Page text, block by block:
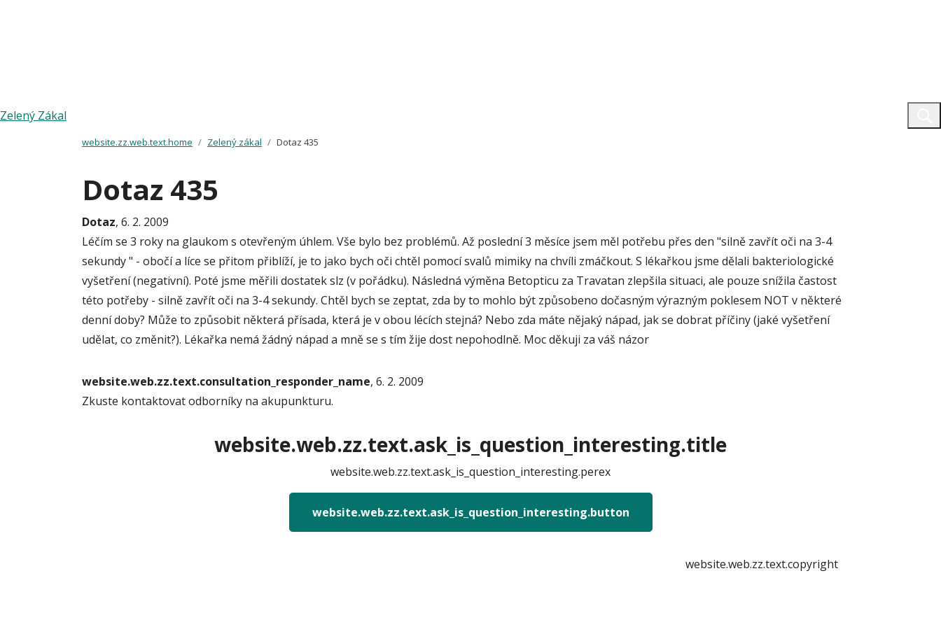
Zelený Zákal
website.zz.web.text.home Zelený zákal Dotaz 435
Dotaz 435
Dotaz, 6. 2. 2009
Léčím se 3 roky na glaukom s otevřeným úhlem. Vše bylo bez problémů. Až poslední 3 měsíce jsem měl potřebu přes den "silně zavřít oči na 3-4
sekundy " - obočí a líce se přitom přiblíží, je to jako bych oči chtěl pomocí svalů mimiky na chvíli zmáčkout. S lékařkou jsme dělali bakteriologické
vyšetření (negativní). Poté jsme měřili dostatek slz (v pořádku). Následná výměna Betopticu za Travatan zlepšila situaci, ale pouze snížila častost
této potřeby - silně zavřít oči na 3-4 sekundy. Chtěl bych se zeptat, zda by to mohlo být způsobeno dočasným výrazným poklesem NOT v některé
denní doby? Může to způsobit některá přísada, která je v obou lécích stejná? Nebo zda máte nějaký nápad, jak se dobrat příčiny (jaké vyšetření
udělat, co změnit?). Lékařka nemá žádný nápad a mně se s tím žije dost nepohodlně. Moc děkuji za váš názor
website.web.zz.text.consultation_responder_name, 6. 2. 2009
Zkuste kontaktovat odborníky na akupunkturu.
website.web.zz.text.ask_is_question_interesting.title
website.web.zz.text.ask_is_question_interesting.perex
website.web.zz.text.ask_is_question_interesting.button
website.web.zz.text.copyright